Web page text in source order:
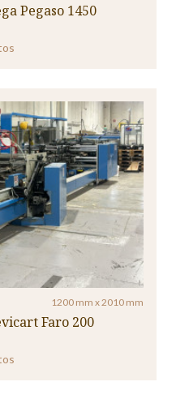
Pegaso 1450
1200 mm x 2010 mm
Faro 200